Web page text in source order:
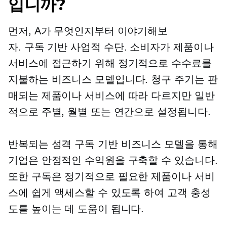
입니까?
먼저, A가 무엇인지부터 이야기해보
자. 구독 기반 사업적 수단. 소비자가 제품이나
서비스에 접근하기 위해 정기적으로 수수료를
지불하는 비즈니스 모델입니다. 청구 주기는 판
매되는 제품이나 서비스에 따라 다르지만 일반
적으로 주별, 월별 또는 연간으로 설정됩니다.
반복되는 성격 구독 기반비즈니스 모델을 통해
기업은 안정적인 수익원을 구축할 수 있습니다.
또한 구독은 정기적으로 필요한 제품이나 서비
스에 쉽게 액세스할 수 있도록 하여 고객 충성
도를 높이는 데 도움이 됩니다.